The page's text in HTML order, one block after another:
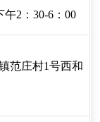
午2：30-6：00
范庄村1号西和